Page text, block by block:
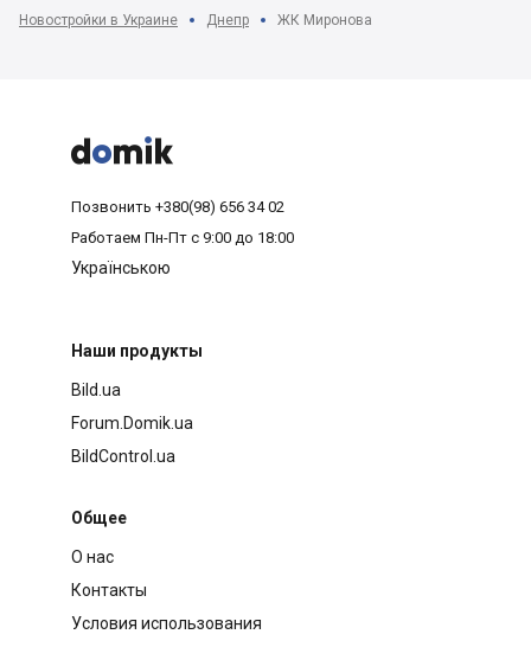
Новостройки в Украине Днепр ЖК Миронова



Позвонить +380(98) 656 34 02
Работаем Пн-Пт с 9:00 до 18:00
Українською
Наши продукты
Bild.ua
Forum.Domik.ua
BildControl.ua
Общее
О нас
Контакты
Условия использования